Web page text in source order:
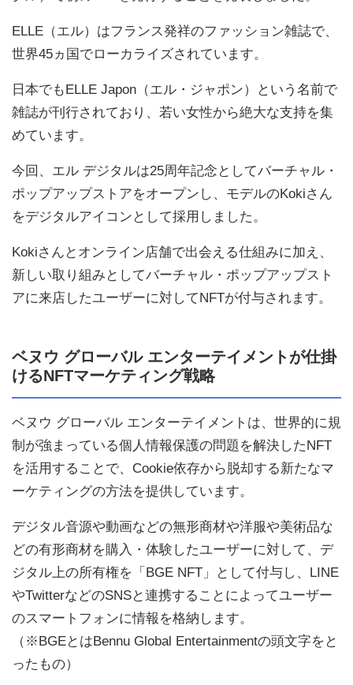
ELLE（エル）はフランス発祥のファッション雑誌で、
世界45ヵ国でローカライズされています。
日本でもELLE Japon（エル・ジャポン）という名前で
雑誌が刊行されており、若い女性から絶大な支持を集
めています。
今回、エル デジタルは25周年記念としてバーチャル・
ポップアップストアをオープンし、モデルのKokiさん
をデジタルアイコンとして採用しました。
Kokiさんとオンライン店舗で出会える仕組みに加え、
新しい取り組みとしてバーチャル・ポップアップスト
アに来店したユーザーに対してNFTが付与されます。
ベヌウ グローバル エンターテイメントが仕掛
けるNFTマーケティング戦略
ベヌウ グローバル エンターテイメントは、世界的に規
制が強まっている個人情報保護の問題を解決したNFT
を活用することで、Cookie依存から脱却する新たなマ
ーケティングの方法を提供しています。
デジタル音源や動画などの無形商材や洋服や美術品な
どの有形商材を購入・体験したユーザーに対して、デ
ジタル上の所有権を「BGE NFT」として付与し、LINE
やTwitterなどのSNSと連携することによってユーザー
のスマートフォンに情報を格納します。
（※BGEとはBennu Global Entertainmentの頭文字をと
ったもの）